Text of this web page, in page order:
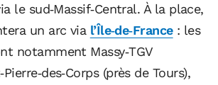
le sud‑Massif‑Central. À la place,
un arc via l’Île‑de‑France: les
notamment Massy‑TGV
(près de Tours),